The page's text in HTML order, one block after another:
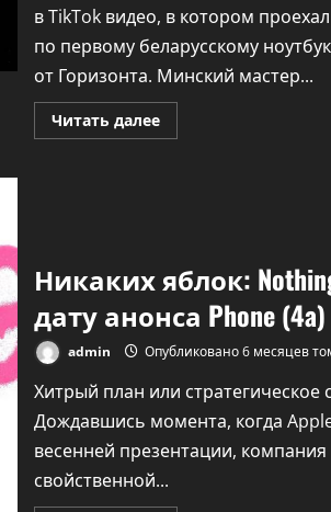
в TikTok видео, в котором
по первому беларусскому
от Горизонта. Минский мастер...
Читать далееПрочитать
больше
в
Китае»
беларусский
ноутбук,
а
потом
выложил
с
Никаких яблок:
дату анонса Phone (4a)
admin Опубликовано 6 месяцев
Хитрый план или стратегическое
Дождавшись момента, когда
весенней презентации,
свойственной...